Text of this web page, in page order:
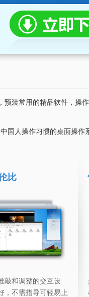
装常用的精品软件，操
国人操作习惯的桌面操
比
敲和调整的交互设
，不需指导可轻易上